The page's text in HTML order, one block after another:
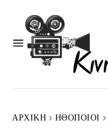
ΑΡΧΙΚΉ HΘΟΠΟΙΟΊ